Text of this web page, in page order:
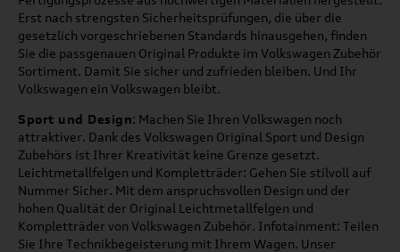
Erst nach strengsten Sicherheitsprüfungen, die über die
gesetzlich vorgeschriebenen Standards hinausgehen, finden
Sie die passgenauen Original Produkte im Volkswagen Zubehör
Sortiment. Damit Sie sicher und zufrieden bleiben. Und Ihr
Volkswagen ein Volkswagen bleibt.
Sport und Design: Machen Sie Ihren Volkswagen noch
attraktiver. Dank des Volkswagen Original Sport und Design
Zubehörs ist Ihrer Kreativität keine Grenze gesetzt.
Leichtmetallfelgen und Kompletträder: Gehen Sie stilvoll auf
Nummer Sicher. Mit dem anspruchsvollen Design und der
hohen Qualität der Original Leichtmetallfelgen und
Kompletträder von Volkswagen Zubehör. Infotainment: Teilen
Sie Ihre Technikbegeisterung mit Ihrem Wagen. Unser